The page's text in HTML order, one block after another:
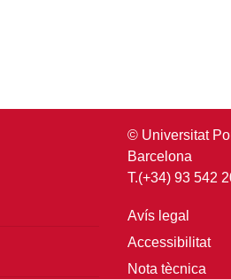
© Universitat
Barcelona
T.(+34) 93 542
Avís legal
Accessibilitat
Nota tècnica